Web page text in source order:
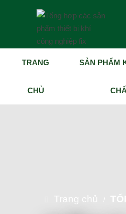
TRANG
CHỦ
SẢN PHẨM
Trang chủ